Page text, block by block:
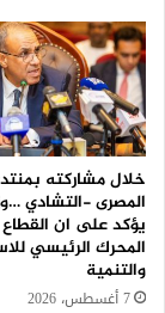
خلال مشاركته
المصرى -التشادي
يؤكد على ان
المحرك الرئيسي
والتنمية
7 أغسطس، 2026